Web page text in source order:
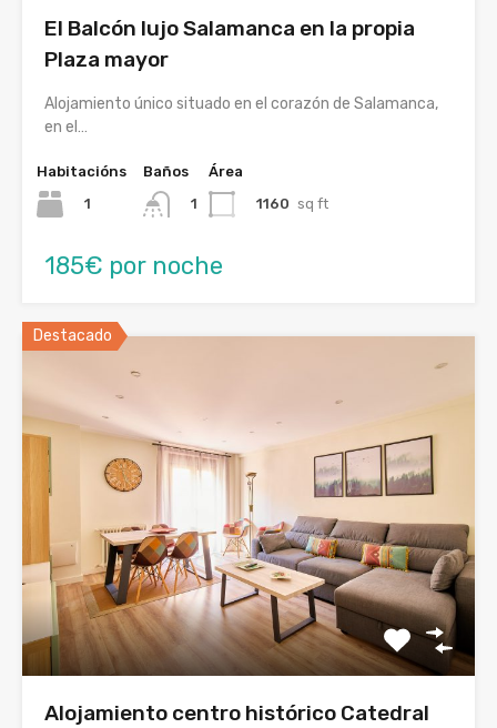
El Balcón lujo Salamanca en la propia
Plaza mayor
Alojamiento único situado en el corazón de Salamanca,
en el…
Habitacións
1
Baños
1
Área
1160 sq ft
185€ por noche
Destacado
Alojamiento centro histórico Catedral